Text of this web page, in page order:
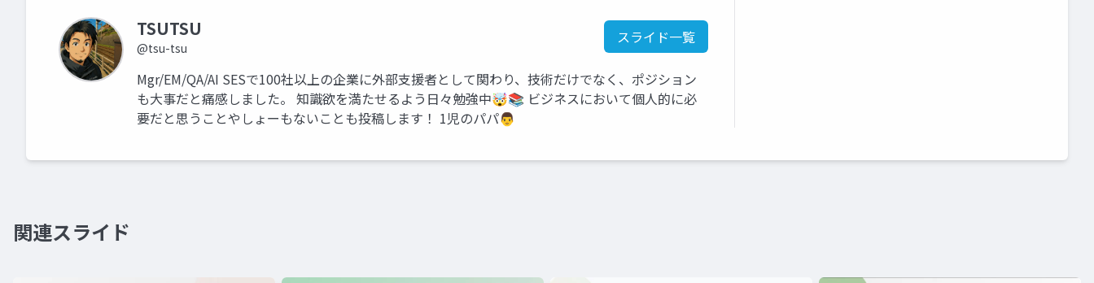
TSUTSU
@tsu-tsu
スライド一覧
Mgr/EM/QA/AI SESで100社以上の企業に外部支援者として関わり、技術だけでなく、ポジション
も大事だと痛感しました。 知識欲を満たせるよう日々勉強中🤯📚 ビジネスにおいて個人的に必
要だと思うことやしょーもないことも投稿します！ 1児のパパ👨
関連スライド